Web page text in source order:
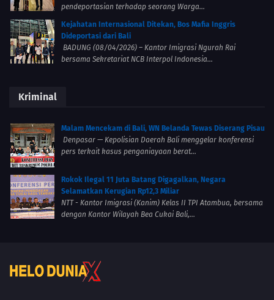
pendeportasian terhadap seorang Warga...
Kejahatan Internasional Ditekan, Bos Mafia Inggris
Dideportasi dari Bali
BADUNG (08/04/2026) – Kantor Imigrasi Ngurah Rai
bersama Sekretariat NCB Interpol Indonesia...
Kriminal
Malam Mencekam di Bali, WN Belanda Tewas Diserang Pisau
Denpasar — Kepolisian Daerah Bali menggelar konferensi
pers terkait kasus penganiayaan berat...
Rokok Ilegal 11 Juta Batang Digagalkan, Negara
Selamatkan Kerugian Rp12,3 Miliar
NTT - Kantor Imigrasi (Kanim) Kelas II TPI Atambua, bersama
dengan Kantor Wilayah Bea Cukai Bali,...